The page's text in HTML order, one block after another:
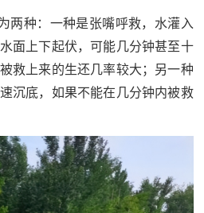
两种：一种是张嘴呼救，水灌入
面上下起伏，可能几分钟甚至十
救上来的生还几率较大；另一种
沉底，如果不能在几分钟内被救